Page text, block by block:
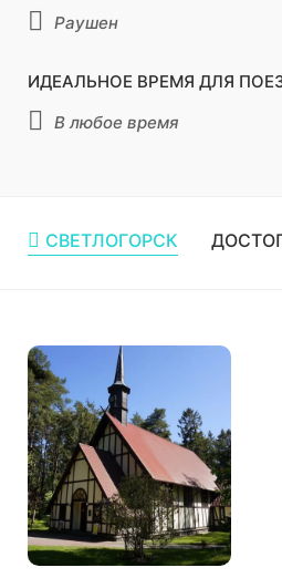
Раушен
ИДЕАЛЬНОЕ ВРЕМЯ ДЛЯ
В любое время
СВЕТЛОГОРСК